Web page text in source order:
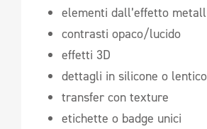
elementi dall’effetto
contrasti opaco/lucido
effetti 3D
dettagli in silicone o
transfer con texture
etichette o badge unici